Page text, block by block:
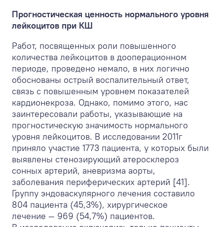
Прогностическая ценность нормального уровня
лейкоцитов при КШ
Работ, посвященных роли повышенного
количества лейкоцитов в дооперационном
периоде, проведено немало, в них логично
обоснованы острый воспалительный ответ,
связь с повышенным уровнем показателей
кардионекроза. Однако, помимо этого, нас
заинтересовали работы, указывающие на
прогностическую значимость нормального
уровня лейкоцитов. В исследовании 2011г
приняло участие 1773 пациента, у которых были
выявлены стенозирующий атеросклероз
сонных артерий, аневризма аорты,
заболевания периферических артерий [41].
Группу эндоваскулярного лечения составило
804 пациента (45,3%), хирургическое
лечение — 969 (54,7%) пациентов.